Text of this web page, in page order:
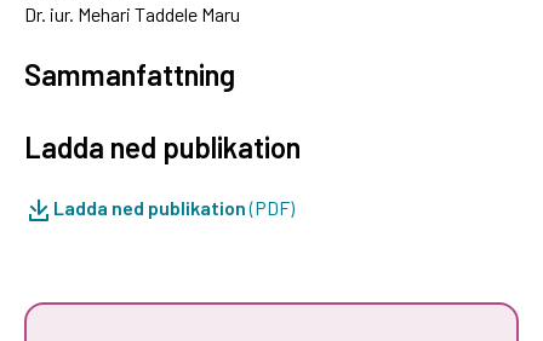
Dr. iur. Mehari Taddele Maru
Sammanfattning
Ladda ned publikation
Ladda ned publikation(PDF)